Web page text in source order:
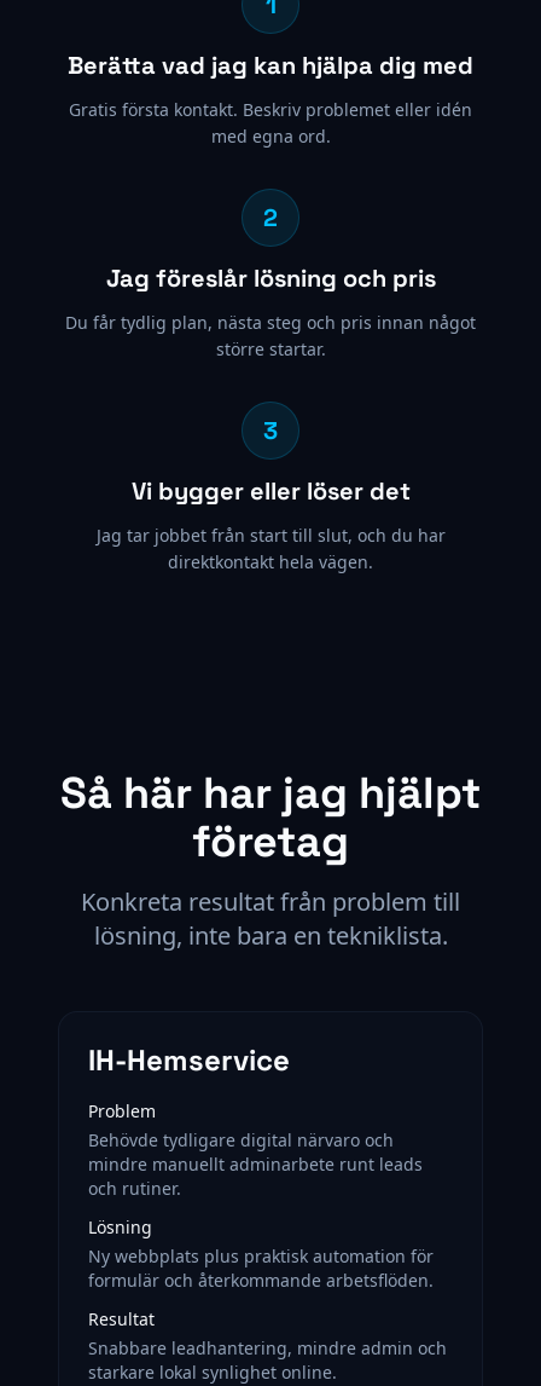
Berätta vad jag kan hjälpa dig med
Gratis första kontakt. Beskriv problemet eller idén
med egna ord.
2
Jag föreslår lösning och pris
Du får tydlig plan, nästa steg och pris innan något
större startar.
3
Vi bygger eller löser det
Jag tar jobbet från start till slut, och du har
direktkontakt hela vägen.
Så här har jag hjälpt
företag
Konkreta resultat från problem till
lösning, inte bara en tekniklista.
IH-Hemservice
Problem
Behövde tydligare digital närvaro och
mindre manuellt adminarbete runt leads
och rutiner.
Lösning
Ny webbplats plus praktisk automation för
formulär och återkommande arbetsflöden.
Resultat
Snabbare leadhantering, mindre admin och
starkare lokal synlighet online.